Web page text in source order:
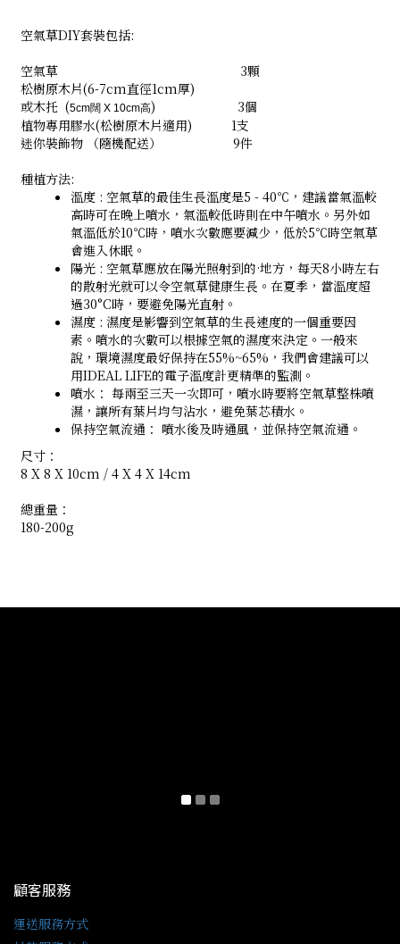
空氣草DIY套裝包括:
空氣草 3顆
松樹原木片(6-7cm直徑1cm厚)
或木托 (5cm闊 X 10cm高) 3個
植物專用膠水(松樹原木片適用) 1支
迷你裝飾物 （隨機配送） 9件
種植方法:
溫度 : 空氣草的最佳生長溫度是5 - 40℃，建議當氣溫較
高時可在晚上噴水，氣溫較低時則在中午噴水。另外如
氣溫低於10℃時，噴水次數應要減少，低於5℃時空氣草
會進入休眠。
陽光 : 空氣草應放在陽光照射到的·地方，每天8小時左右
的散射光就可以令空氣草健康生長。在夏季，當溫度超
過30°C時，要避免陽光直射。
濕度 : 濕度是影響到空氣草的生長速度的一個重要因
素。噴水的次數可以根據空氣的濕度來決定。一般來
說，環境濕度最好保持在55%~65%，我們會建議可以
用IDEAL LIFE的電子溫度計更精準的監測。
噴水： 每兩至三天一次即可，噴水時要將空氣草整株噴
濕，讓所有葉片均勻沾水，避免葉芯積水。
保持空氣流通： 噴水後及時通風，並保持空氣流通。
尺寸：
8 X 8 X 10cm / 4 X 4 X 14cm
總重量：
180-200g
顧客服務
運送服務方式